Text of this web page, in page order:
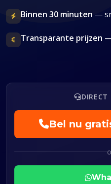
Binnen 30 minuten —
Transparante prijzen
DIRECT
Bel nu